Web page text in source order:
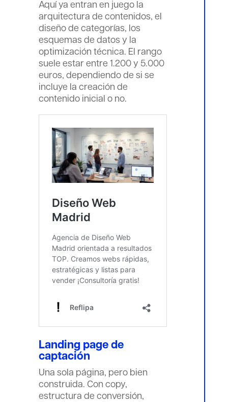
Aquí ya entran en juego la
arquitectura de contenidos, el
diseño de categorías, los
esquemas de datos y la
optimización técnica. El rango
suele estar entre 1.200 y 5.000
euros, dependiendo de si se
incluye la creación de
contenido inicial o no.
Landing page de
captación
Una sola página, pero bien
construida. Con copy,
estructura de conversión,